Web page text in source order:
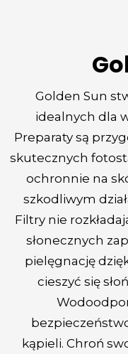
Golden Sun
idealnych dla
Preparaty są
skutecznych
ochronnie na
szkodliwym
Filtry nie
słonecznych
pielęgnację
cieszyć się
kąpieli. Chroń